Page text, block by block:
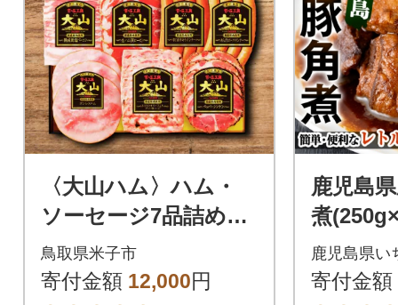
〈大山ハム〉ハム・
ソーセージ7品詰め合
わせ(DLG-402)
鳥取県米子市
寄付金額 12,000円
鹿児島
煮
温でお
角煮を
鹿児島県い
寄付金額